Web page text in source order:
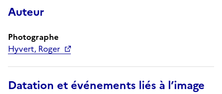
Auteur
Photographe
Hyvert, Roger
Datation et événements liés à l’image